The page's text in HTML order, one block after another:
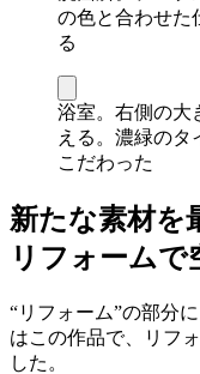
の色と合わせた
る
浴室。右側の大
える。濃緑のタ
こだわった
新たな素材を
リフォームで
“リフォーム”の部分
はこの作品で、リフ
した。